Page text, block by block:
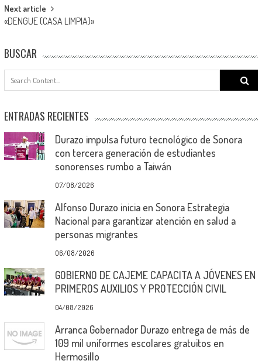
Next article
«DENGUE (CASA LIMPIA)»
BUSCAR
Search
for:
ENTRADAS RECIENTES
Durazo impulsa futuro tecnológico de Sonora
con tercera generación de estudiantes
sonorenses rumbo a Taiwán
07/08/2026
Alfonso Durazo inicia en Sonora Estrategia
Nacional para garantizar atención en salud a
personas migrantes
06/08/2026
GOBIERNO DE CAJEME CAPACITA A JÓVENES EN
PRIMEROS AUXILIOS Y PROTECCIÓN CIVIL
04/08/2026
Arranca Gobernador Durazo entrega de más de
109 mil uniformes escolares gratuitos en
Hermosillo